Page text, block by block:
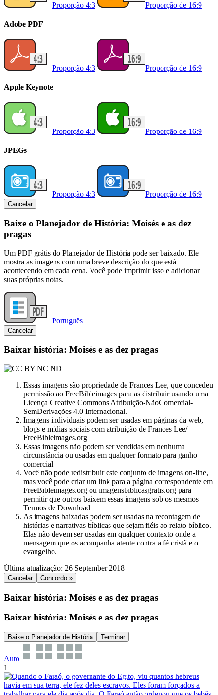
Proporção 4:3 Proporção de 16:9
Adobe PDF
Proporção 4:3 Proporção de 16:9
Apple Keynote
Proporção 4:3 Proporção de 16:9
JPEGs
Proporção 4:3 Proporção de 16:9
Cancelar
Baixe o Planejador de História: Moisés e as dez
pragas
Um PDF grátis do Planejador de História pode ser baixado. Ele
mostra as imagens com uma breve descrição do que está
acontecendo em cada cena. Você pode imprimir isso e adicionar
suas próprias notas.
Português
Cancelar
Baixar história: Moisés e as dez pragas
Essas imagens são propriedade de Frances Lee, que concedeu
permissão ao FreeBibleimages para as distribuir usando uma
Licença Creative Commons Atribuição-NãoComercial-
SemDerivações 4.0 Internacional.
Imagens individuais podem ser usadas em páginas da web,
blogs e mídias sociais com atribuição de Frances Lee/
FreeBibleimages.org
Essas imagens não podem ser vendidas em nenhuma
circunstância ou usadas em qualquer formato para ganho
comercial.
Você não pode redistribuir este conjunto de imagens on-line,
mas você pode criar um link para a página correspondente em
FreeBibleimages.org ou imagensbiblicasgratis.org para
permitir que outros baixem essas imagens sob os mesmos
Termos de Download.
As imagens baixadas podem ser usadas na recontagem de
histórias e narrativas bíblicas que sejam fiéis ao relato bíblico.
Elas não devem ser usadas em qualquer contexto onde a
mensagem que os acompanha atente contra a fé cristã e o
evangelho.
Última atualização: 26 September 2018
Cancelar Concordo »
Baixar história: Moisés e as dez pragas
Baixar história: Moisés e as dez pragas
Baixe o Planejador de História Terminar
Auto
1